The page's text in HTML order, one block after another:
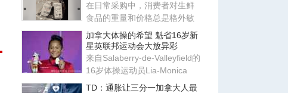
在日常采购中，消费者对生鲜
食品的重量和价格总是格外敏
感。近日，在 Reddit 的 r/Cos
加拿大体操的希望 魁省16岁新
星英联邦运动会大放异彩
来自Salaberry-de-Valleyfield的
16岁体操运动员Lia-Monica
Fontaine近日接受CBC《Dayb
TD：通胀让三分一加拿大人最